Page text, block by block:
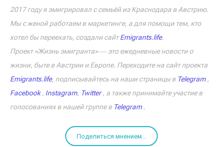
2017 году я эмигрировал с семьёй из Краснодара в Австрию.
Мы с женой работаем в маркетинге, а для помощи тем, кто
хотел бы переехать, создали сайтEmigrants.life.
Проект «Жизнь эмигранта» ― это ежедневные новости о
жизни, быте в Австрии и Европе. Переходите на сайт проекта
Emigrants.life, подписывайтесь на наши страницы в Telegram,
Facebook, Instagram, Twitter, а также принимайте участие в
голосованиях в нашей группе в Telegram.
Поделиться мнением...